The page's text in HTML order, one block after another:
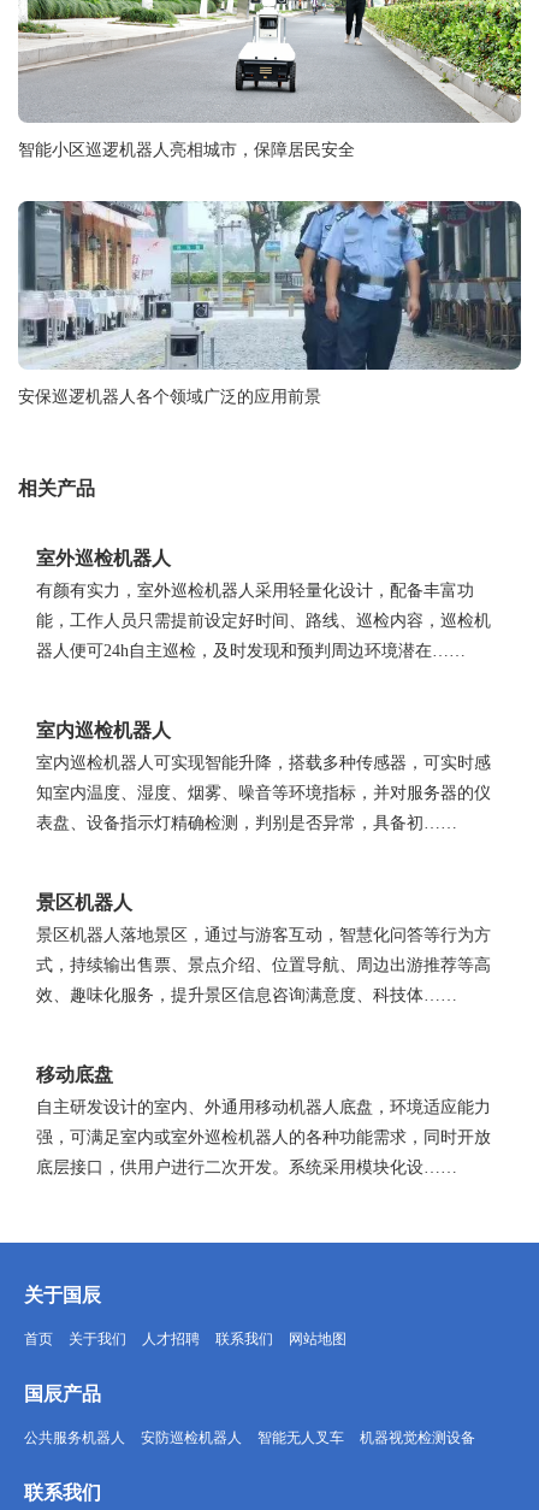
智能小区巡逻机器人亮相城市，保障居民安全
安保巡逻机器人各个领域广泛的应用前景
相关产品
室外巡检机器人
有颜有实力，室外巡检机器人采用轻量化设计，配备丰富功
能，工作人员只需提前设定好时间、路线、巡检内容，巡检机
器人便可24h自主巡检，及时发现和预判周边环境潜在……
室内巡检机器人
室内巡检机器人可实现智能升降，搭载多种传感器，可实时感
知室内温度、湿度、烟雾、噪音等环境指标，并对服务器的仪
表盘、设备指示灯精确检测，判别是否异常，具备初……
景区机器人
景区机器人落地景区，通过与游客互动，智慧化问答等行为方
式，持续输出售票、景点介绍、位置导航、周边出游推荐等高
效、趣味化服务，提升景区信息咨询满意度、科技体……
移动底盘
自主研发设计的室内、外通用移动机器人底盘，环境适应能力
强，可满足室内或室外巡检机器人的各种功能需求，同时开放
底层接口，供用户进行二次开发。系统采用模块化设……
关于国辰
首页 关于我们 人才招聘 联系我们 网站地图
国辰产品
公共服务机器人 安防巡检机器人 智能无人叉车 机器视觉检测设备
联系我们